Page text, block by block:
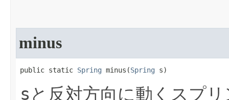
minus
public static Spring minus​(Spring s)
s と反対方向に動くスプ